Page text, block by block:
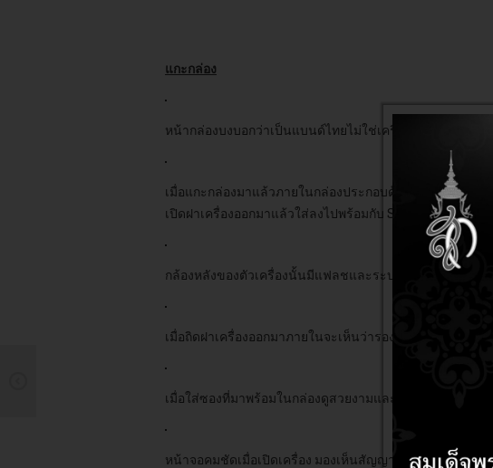
แกะกล่อง
หน้ากล่องบงบอกว่าเป็นแบนด์ไทยไม่ใช่เครื่องหิ้วมาแต่อย่าง
เมื่อแกะกล่องมาแล้วภายในกล่องประกอบด้วย ซองหนังอย่
เปิดฝาเครื่องออกมาแล้วใส่ลงไปพร้อมกับ SIM ของโทรศัพท์
กล้องหลังของตัวเครื่องนั้นมีแฟลชและระบบ Auto Focus ด้
เมื่อถิดฝาเครื่องออกมาภายในจะเห็นว่ารองรับ 2 SIM รอง
เมื่อใส่ซองที่มาพร้อมในกล่องดูสวยงามและลงตัวมาก
หน้าจอคมชัดเมื่อเปิดเครื่อง มองเห็นสัญญาณโทรศัพท์ของทั้